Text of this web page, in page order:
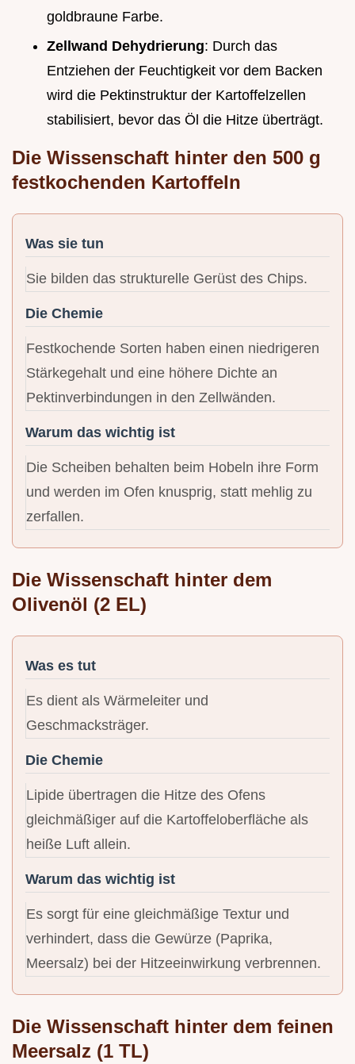
goldbraune Farbe.
Zellwand Dehydrierung: Durch das
Entziehen der Feuchtigkeit vor dem Backen
wird die Pektinstruktur der Kartoffelzellen
stabilisiert, bevor das Öl die Hitze überträgt.
Die Wissenschaft hinter den 500 g
festkochenden Kartoffeln
Was sie tun
Sie bilden das strukturelle Gerüst des Chips.
Die Chemie
Festkochende Sorten haben einen niedrigeren
Stärkegehalt und eine höhere Dichte an
Pektinverbindungen in den Zellwänden.
Warum das wichtig ist
Die Scheiben behalten beim Hobeln ihre Form
und werden im Ofen knusprig, statt mehlig zu
zerfallen.
Die Wissenschaft hinter dem
Olivenöl (2 EL)
Was es tut
Es dient als Wärmeleiter und
Geschmacksträger.
Die Chemie
Lipide übertragen die Hitze des Ofens
gleichmäßiger auf die Kartoffeloberfläche als
heiße Luft allein.
Warum das wichtig ist
Es sorgt für eine gleichmäßige Textur und
verhindert, dass die Gewürze (Paprika,
Meersalz) bei der Hitzeeinwirkung verbrennen.
Die Wissenschaft hinter dem feinen
Meersalz (1 TL)